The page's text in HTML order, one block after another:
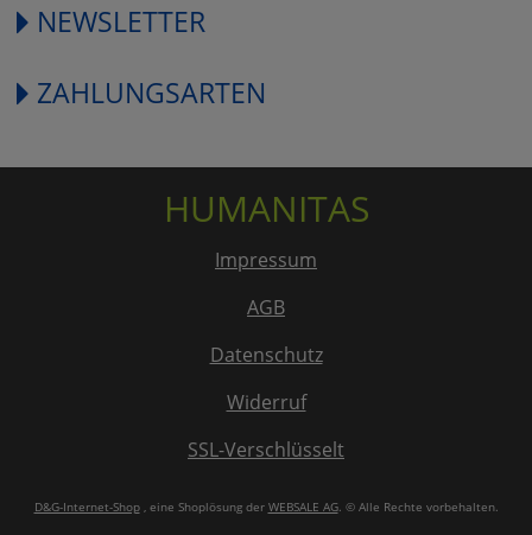
NEWSLETTER
ZAHLUNGSARTEN
HUMANITAS
Impressum
AGB
Datenschutz
Widerruf
SSL-Verschlüsselt
D&G-Internet-Shop, eine Shoplösung der WEBSALE AG. © Alle Rechte vorbehalten.